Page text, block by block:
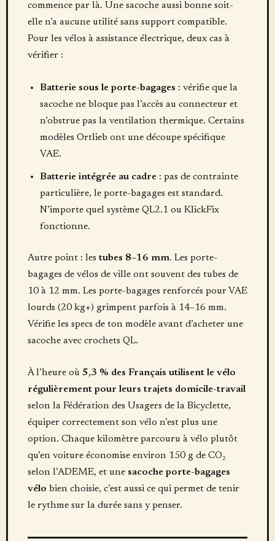
commence par là. Une sacoche aussi bonne soit-
elle n’a aucune utilité sans support compatible.
Pour les vélos à assistance électrique, deux cas à
vérifier :
Batterie sous le porte-bagages : vérifie que la
sacoche ne bloque pas l’accès au connecteur et
n’obstrue pas la ventilation thermique. Certains
modèles Ortlieb ont une découpe spécifique
VAE.
Batterie intégrée au cadre: pas de contrainte
particulière, le porte-bagages est standard.
N’importe quel système QL2.1 ou KlickFix
fonctionne.
Autre point : les tubes 8–16 mm. Les porte-
bagages de vélos de ville ont souvent des tubes de
10 à 12 mm. Les porte-bagages renforcés pour VAE
lourds (20 kg+) grimpent parfois à 14–16 mm.
Vérifie les specs de ton modèle avant d’acheter une
sacoche avec crochets QL.
À l’heure où 5,3 % des Français utilisent le vélo
régulièrement pour leurs trajets domicile-travail
selon la Fédération des Usagers de la Bicyclette,
équiper correctement son vélo n’est plus une
option. Chaque kilomètre parcouru à vélo plutôt
qu’en voiture économise environ 150 g de CO₂
selon l’ADEME, et une sacoche porte-bagages
vélo bien choisie, c’est aussi ce qui permet de tenir
le rythme sur la durée sans y penser.